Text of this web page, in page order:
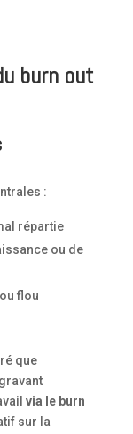
burn out
:
répartie
ou de
flou
que
via le burn
sur la